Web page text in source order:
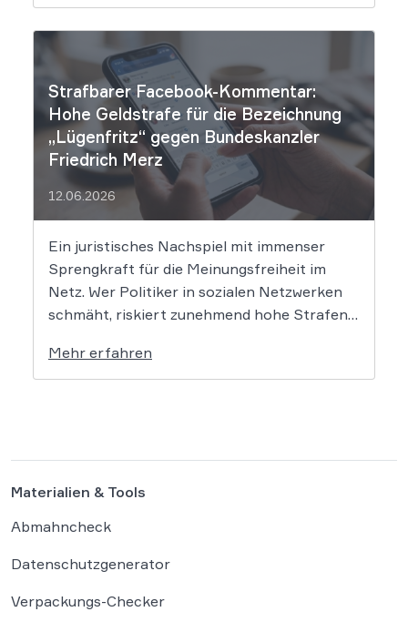
automatisierten KI-Zusammenfassungen
falsche Tatsachen verbreitet, greift die
unmittelbare Haftung des
Suchmaschinenbetreibers. Das Landgericht
München I (LG München I) hat in […]
Strafbarer Facebook-Kommentar:
Hohe Geldstrafe für die Bezeichnung
„Lügenfritz“ gegen Bundeskanzler
Friedrich Merz
12.06.2026
Ein juristisches Nachspiel mit immenser
Sprengkraft für die Meinungsfreiheit im
Netz. Wer Politiker in sozialen Netzwerken
schmäht, riskiert zunehmend hohe Strafen.
einen Facebook-Nutzer eine empfindliche
Geldstrafe verhängt, weil dieser den
Mehr erfahren
Materialien & Tools
Abmahncheck
Datenschutzgenerator
Verpackungs-Checker